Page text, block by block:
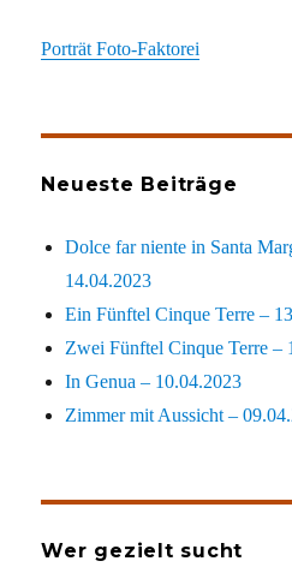
Porträt Foto-Faktorei
Neueste Beiträge
Dolce far niente in Santa
14.04.2023
Ein Fünftel Cinque Terre –
Zwei Fünftel Cinque Terre –
In Genua – 10.04.2023
Zimmer mit Aussicht –
Wer gezielt sucht